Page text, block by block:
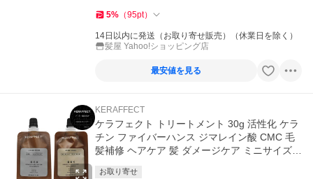
5% （95pt）
14日以内に発送（お取り寄せ販売）（休業日を除く）
髪屋 Yahoo!ショッピング店
最安値を見る
KERAFFECT
ケラフェクト トリートメント 30g 活性化 ケラ
チン ファイバーハンス ジマレイン酸 CMC 毛
髪補修 ヘアケア 髪 ダメージケア ミニサイズ
お取り寄せ